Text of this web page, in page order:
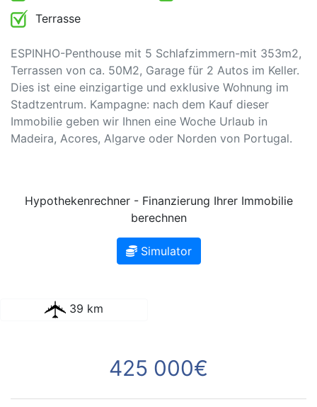
Terrasse
ESPINHO-Penthouse mit 5 Schlafzimmern-mit 353m2,
Terrassen von ca. 50M2, Garage für 2 Autos im Keller.
Dies ist eine einzigartige und exklusive Wohnung im
Stadtzentrum. Kampagne: nach dem Kauf dieser
Immobilie geben wir Ihnen eine Woche Urlaub in
Madeira, Acores, Algarve oder Norden von Portugal.
Hypothekenrechner - Finanzierung Ihrer Immobilie
berechnen
Simulator
39 km
425 000€